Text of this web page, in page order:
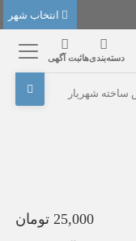
دسته‌بندی‌هاثبت آگهی
شهریار
25,000 تومان